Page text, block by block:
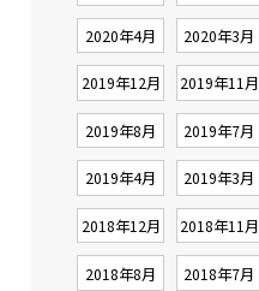
2020年4月 2020年3月
2019年12月 2019年11月
2019年8月 2019年7月
2019年4月 2019年3月
2018年12月 2018年11月
2018年8月 2018年7月